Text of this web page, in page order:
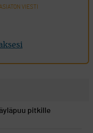
VIESTI
pitkille